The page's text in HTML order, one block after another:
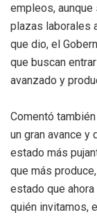
empleos, aunque
plazas laborales
que dio, el
que buscan
avanzado y
Comentó
un gran avance y
estado más
que más
estado que
quién invitamos,